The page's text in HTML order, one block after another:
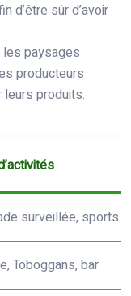
d’être sûr d’avoir
paysages
producteurs
produits.
surveillée, sports
Toboggans, bar